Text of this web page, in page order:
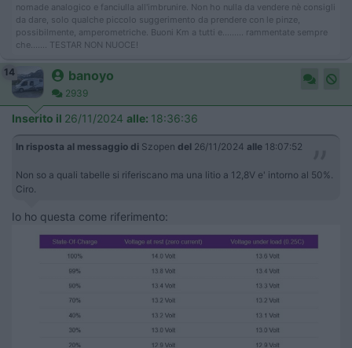
nomade analogico e fanciulla all'imbrunire. Non ho nulla da vendere nè consigli
da dare, solo qualche piccolo suggerimento da prendere con le pinze,
possibilmente, amperometriche. Buoni Km a tutti e......... rammentate sempre
che....... TESTAR NON NUOCE!
14 banoyo
2939
Inserito il 26/11/2024 alle: 18:36:36
In risposta al messaggio di Szopen del 26/11/2024 alle 18:07:52
Non so a quali tabelle si riferiscano ma una litio a 12,8V e' intorno al 50%.
Ciro.
Io ho questa come riferimento: